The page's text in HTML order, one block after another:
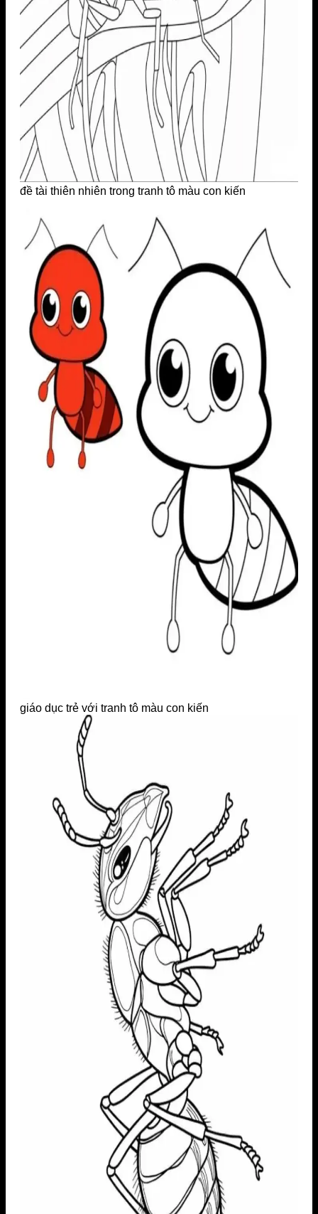
đề tài thiên nhiên trong tranh tô màu con kiến
giáo dục trẻ với tranh tô màu con kiến